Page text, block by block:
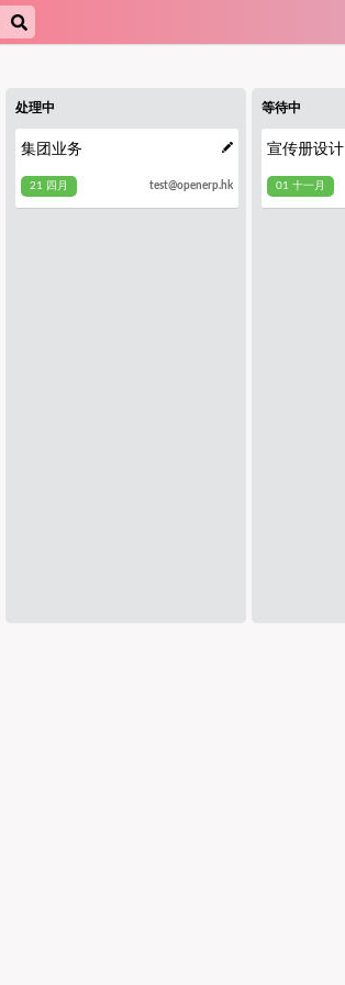
处理中
集团业务
21 四月 test@openerp.hk
等待中
宣传册设计
01 十一月